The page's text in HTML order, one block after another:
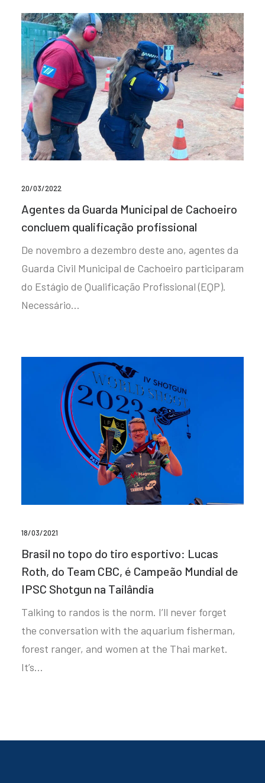
20/03/2022
Agentes da Guarda Municipal de Cachoeiro
concluem qualificação profissional
De novembro a dezembro deste ano, agentes da
Guarda Civil Municipal de Cachoeiro participaram
do Estágio de Qualificação Profissional (EQP).
Necessário…
18/03/2021
Brasil no topo do tiro esportivo: Lucas
Roth, do Team CBC, é Campeão Mundial de
IPSC Shotgun na Tailândia
Talking to randos is the norm. I’ll never forget
the conversation with the aquarium fisherman,
forest ranger, and women at the Thai market.
It’s…